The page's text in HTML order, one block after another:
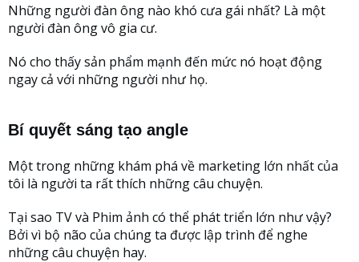
Những người đàn ông nào khó cưa gái nhất? Là một
người đàn ông vô gia cư.
Nó cho thấy sản phẩm mạnh đến mức nó hoạt động
ngay cả với những người như họ.
Bí quyết sáng tạo angle
Một trong những khám phá về marketing lớn nhất của
tôi là người ta rất thích những câu chuyện.
Tại sao TV và Phim ảnh có thể phát triển lớn như vậy?
Bởi vì bộ não của chúng ta được lập trình để nghe
những câu chuyện hay.